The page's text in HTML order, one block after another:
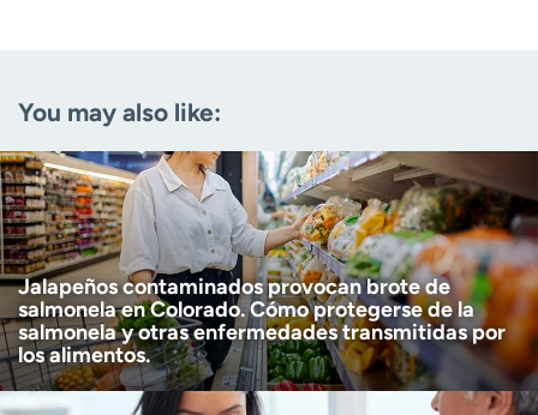
Age disclaimer (Required)
I am over 18
I want to receive health news in:
I want to receive health news in:
You may also like:
Jalapeños contaminados provocan brote de
salmonela en Colorado. Cómo protegerse de la
salmonela y otras enfermedades transmitidas por
los alimentos.